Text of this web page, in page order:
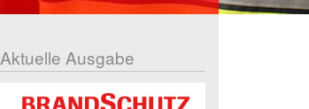
Aktuelle Ausgabe